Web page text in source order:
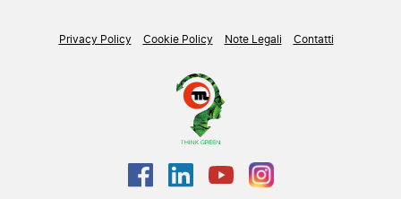
Privacy Policy Cookie Policy Note Legali Contatti